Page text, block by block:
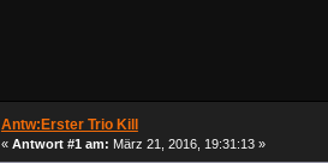
Antw:Erster Trio Kill
« Antwort #1 am: März 21, 2016, 19:31:13 »